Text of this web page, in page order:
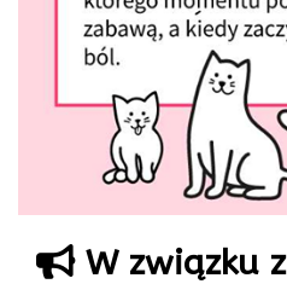
W związku z